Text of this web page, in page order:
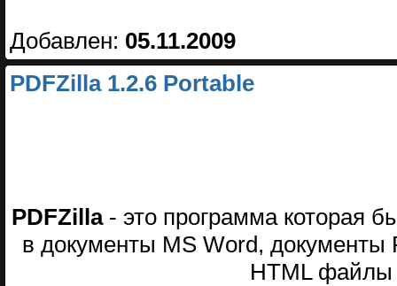
Добавлен: 05.11.2009
PDFZilla 1.2.6 Portable
PDFZilla- это программа которая
в документы MS Word,
HTML